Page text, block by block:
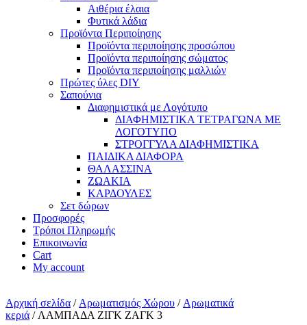
Αιθέρια έλαια
Φυτικά λάδια
Προϊόντα Περιποίησης
Προϊόντα περιποίησης προσώπου
Προϊόντα περιποίησης σώματος
Προϊόντα περιποίησης μαλλιών
Πρώτες ύλες DIY
Σαπούνια
Διαφημιστικά με Λογότυπο
ΔΙΑΦΗΜΙΣΤΙΚΑ ΤΕΤΡΑΓΩΝΑ ΜΕ
ΛΟΓΟΤΥΠΟ
ΣΤΡΟΓΓΥΛΑ ΔΙΑΦΗΜΙΣΤΙΚΑ
ΠΑΙΔΙΚΑ ΔΙΑΦΟΡΑ
ΘΑΛΑΣΣΙΝΑ
ΖΩΑΚΙΑ
ΚΑΡΔΟΥΛΕΣ
Σετ δώρων
Προσφορές
Τρόποι Πληρωμής
Επικοινωνία
Cart
My account
Αρχική σελίδα / Αρωματισμός Χώρου / Αρωματικά
κεριά / ΛΑΜΠΑΔΑ ΖΙΓΚ ΖΑΓΚ 3